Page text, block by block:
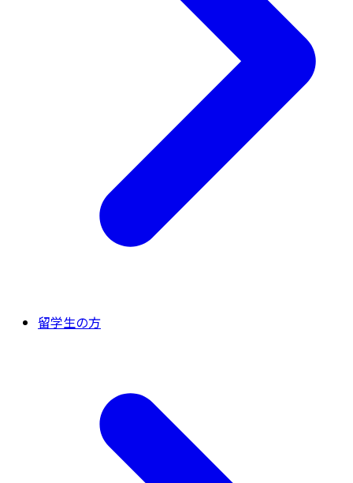
留学生の方